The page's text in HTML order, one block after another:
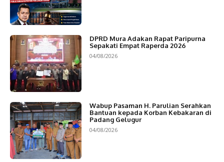
DPRD Mura Adakan Rapat Paripurna
Sepakati Empat Raperda 2026
04/08/2026
Wabup Pasaman H. Parulian Serahkan
Bantuan kepada Korban Kebakaran di
Padang Gelugur
04/08/2026